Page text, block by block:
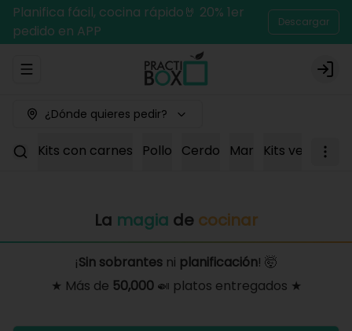
Planifica fácil, cocina rápido🤘 20% 1er
pedido en APP
Descargar
Abrir menu de navegación Login
¿Dónde quieres pedir?
Kits con carnes Pollo Cerdo Mar Kits
La magia de cocinar
¡Sin sobrantes ni planificación! 🤯
★ Más de 50,000🍛 platos entregados ★